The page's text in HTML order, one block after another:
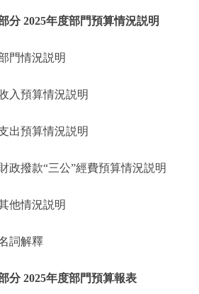
便民服務
仲介服務
分 2025年度部門預算情況説明
情況説明
預算情況説明
預算情況説明
撥款“三公”經費預算情況説明
情況説明
解釋
分 2025年度部門預算報表